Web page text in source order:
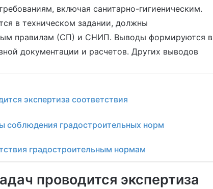
включая санитарно-гигиеническим.
в техническом задании, должны
правилам (СП) и СНИП. Выводы формируются в
документации и расчетов. Других выводов
экспертиза соответствия
соблюдения градостроительных норм
градостроительным нормам
проводится экспертиза